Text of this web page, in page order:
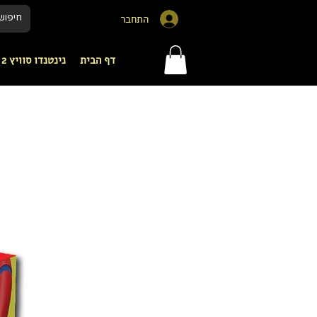
התחבר
דף הבית נינטנדו סוויץ 2